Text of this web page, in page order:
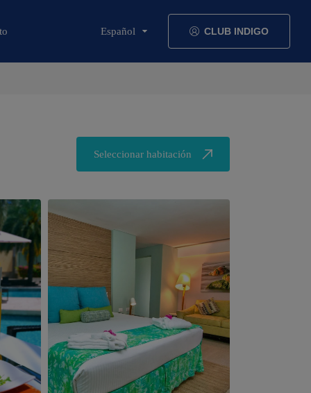
Español CLUB INDIGO
Seleccionar habitación